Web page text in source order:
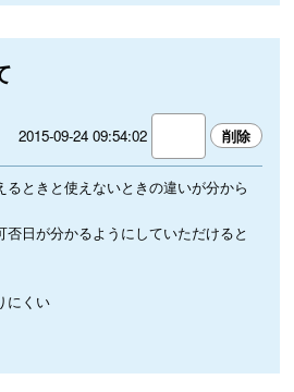
2015-09-24 09:54:02
ときと使えないときの違いが分から
日が分かるようにしていただけると
にくい